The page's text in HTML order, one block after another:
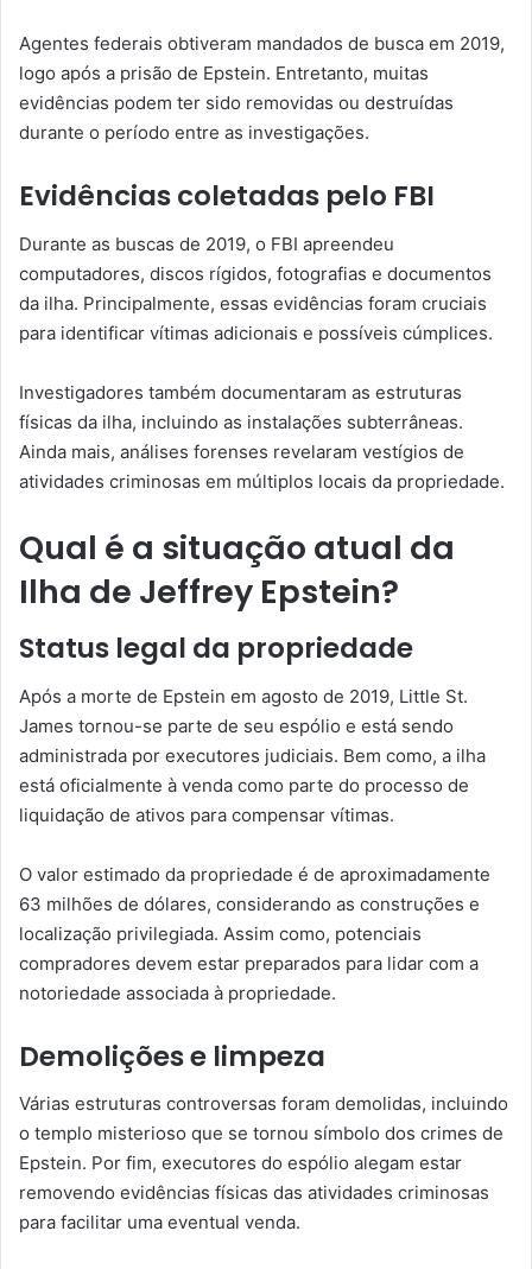
Agentes federais obtiveram mandados de busca em 2019,
logo após a prisão de Epstein. Entretanto, muitas
evidências podem ter sido removidas ou destruídas
durante o período entre as investigações.
Evidências coletadas pelo FBI
Durante as buscas de 2019, o FBI apreendeu
computadores, discos rígidos, fotografias e documentos
da ilha. Principalmente, essas evidências foram cruciais
para identificar vítimas adicionais e possíveis cúmplices.
Investigadores também documentaram as estruturas
físicas da ilha, incluindo as instalações subterrâneas.
Ainda mais, análises forenses revelaram vestígios de
atividades criminosas em múltiplos locais da propriedade.
Qual é a situação atual da
Ilha de Jeffrey Epstein?
Status legal da propriedade
Após a morte de Epstein em agosto de 2019, Little St.
James tornou-se parte de seu espólio e está sendo
administrada por executores judiciais. Bem como, a ilha
está oficialmente à venda como parte do processo de
liquidação de ativos para compensar vítimas.
O valor estimado da propriedade é de aproximadamente
63 milhões de dólares, considerando as construções e
localização privilegiada. Assim como, potenciais
compradores devem estar preparados para lidar com a
notoriedade associada à propriedade.
Demolições e limpeza
Várias estruturas controversas foram demolidas, incluindo
o templo misterioso que se tornou símbolo dos crimes de
Epstein. Por fim, executores do espólio alegam estar
removendo evidências físicas das atividades criminosas
para facilitar uma eventual venda.